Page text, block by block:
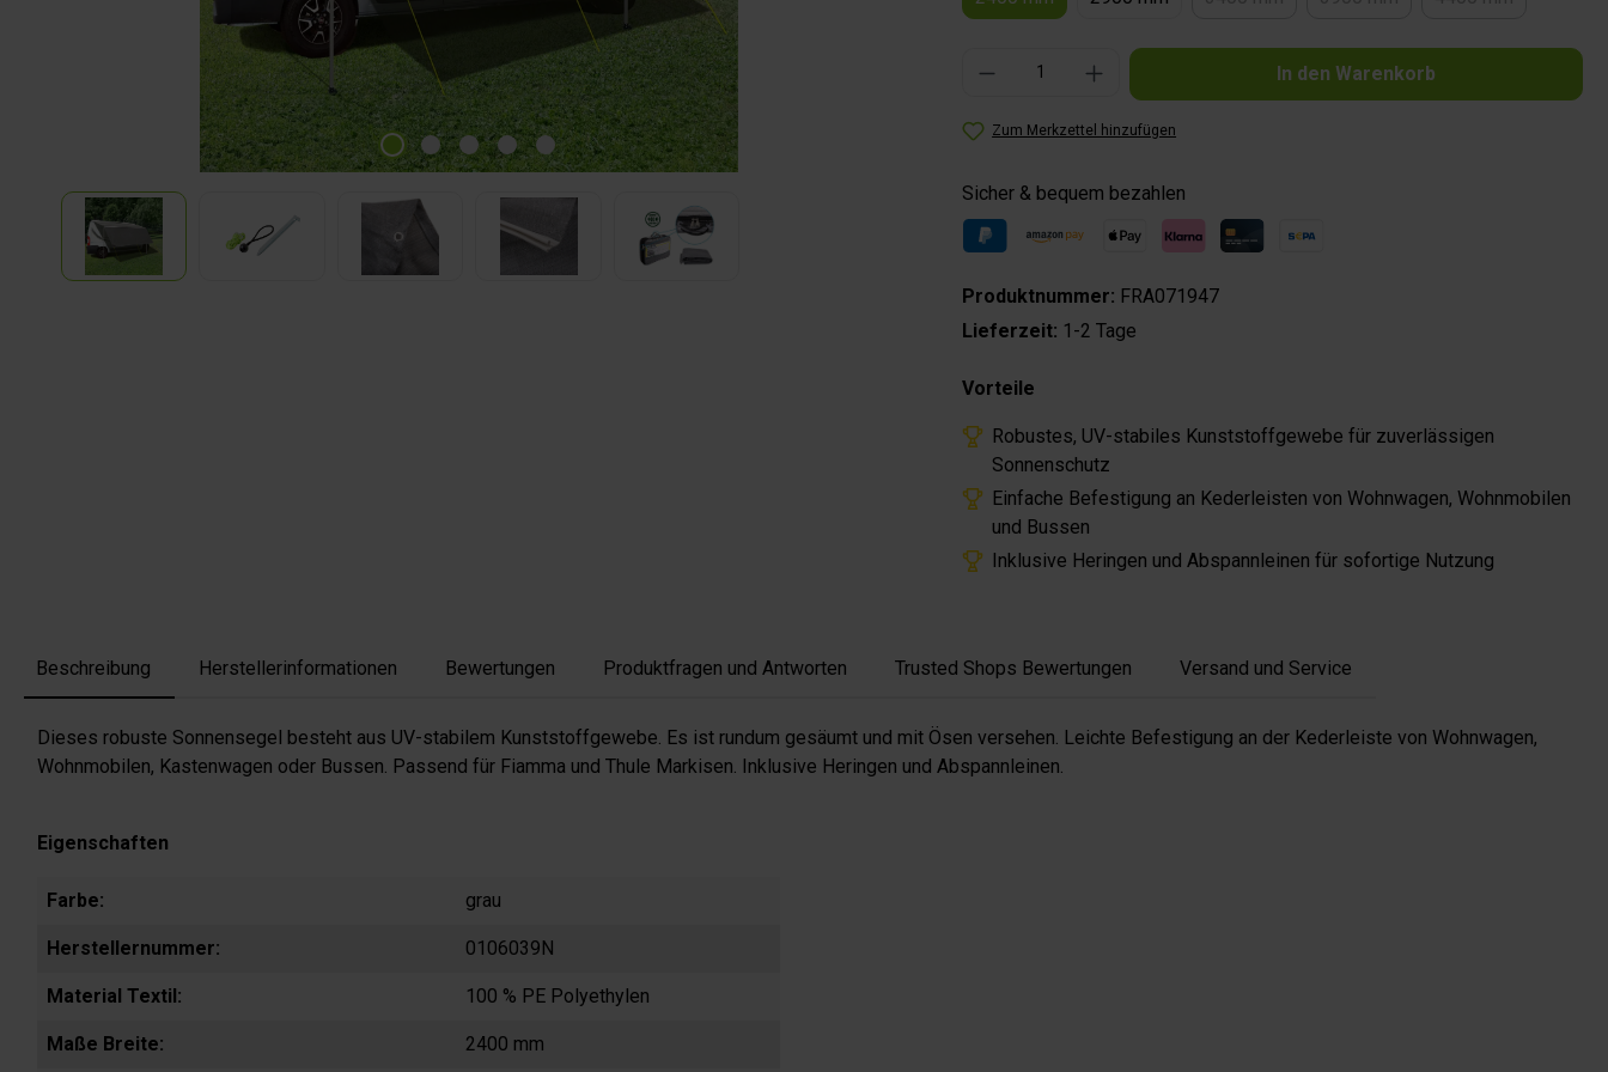
Produkt Anzahl: Gib den gewünschten Wert ein oder benutze die Schaltflächen um die Anzahl
In den Warenkorb
Zum Merkzettel hinzufügen
Sicher & bequem bezahlen
Produktnummer: FRA071947
Lieferzeit: 1-2 Tage
Vorteile
Robustes, UV-stabiles Kunststoffgewebe für zuverlässigen
Sonnenschutz
Einfache Befestigung an Kederleisten von Wohnwagen, Wohnmobilen
und Bussen
Inklusive Heringen und Abspannleinen für sofortige Nutzung
Beschreibung Herstellerinformationen Bewertungen Produktfragen und Antworten Trusted Shops Bewertungen Versand und Service
Dieses robuste Sonnensegel besteht aus UV-stabilem Kunststoffgewebe. Es ist rundum gesäumt und mit Ösen versehen. Leichte Befestigung an der Kederleiste von Wohnwagen,
Wohnmobilen, Kastenwagen oder Bussen. Passend für Fiamma und Thule Markisen. Inklusive Heringen und Abspannleinen.
Eigenschaften
Farbe: grau
Herstellernummer: 0106039N
Material Textil: 100 % PE Polyethylen
Maße Breite: 2400 mm